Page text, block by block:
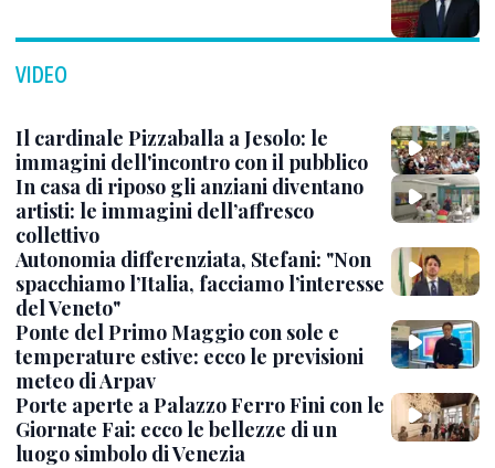
VIDEO
Il cardinale Pizzaballa a Jesolo: le
immagini dell'incontro con il pubblico
In casa di riposo gli anziani diventano
artisti: le immagini dell’affresco
collettivo
Autonomia differenziata, Stefani: "Non
spacchiamo l’Italia, facciamo l’interesse
del Veneto"
Ponte del Primo Maggio con sole e
temperature estive: ecco le previsioni
meteo di Arpav
Porte aperte a Palazzo Ferro Fini con le
Giornate Fai: ecco le bellezze di un
luogo simbolo di Venezia